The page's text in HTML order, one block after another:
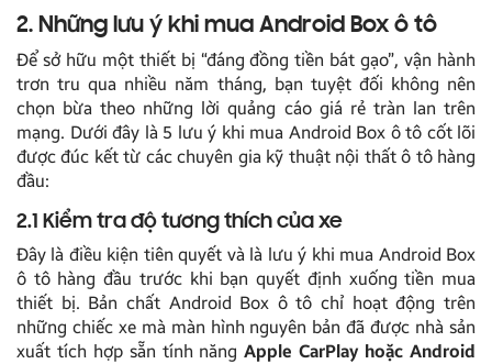
2. Những lưu ý khi mua Android Box ô tô
Để sở hữu một thiết bị “đáng đồng tiền bát gạo”, vận hành
trơn tru qua nhiều năm tháng, bạn tuyệt đối không nên
chọn bừa theo những lời quảng cáo giá rẻ tràn lan trên
mạng. Dưới đây là 5 lưu ý khi mua Android Box ô tô cốt lõi
được đúc kết từ các chuyên gia kỹ thuật nội thất ô tô hàng
đầu:
2.1 Kiểm tra độ tương thích của xe
Đây là điều kiện tiên quyết và là lưu ý khi mua Android Box
ô tô hàng đầu trước khi bạn quyết định xuống tiền mua
thiết bị. Bản chất Android Box ô tô chỉ hoạt động trên
những chiếc xe mà màn hình nguyên bản đã được nhà sản
xuất tích hợp sẵn tính năngApple CarPlay hoặc Android